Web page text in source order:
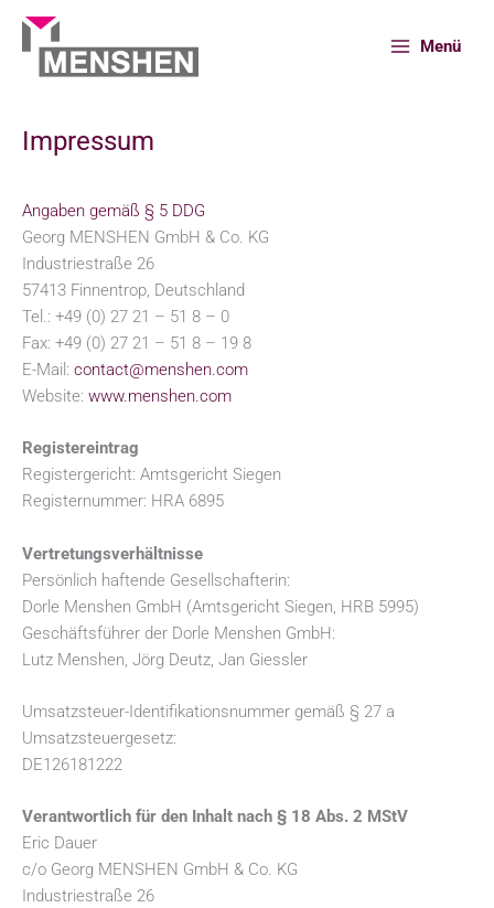
Zum
springen
Menü
Start Impressum
Impressum
Angaben gemäß § 5 DDG
Georg MENSHEN GmbH & Co. KG
Industriestraße 26
57413 Finnentrop, Deutschland
Tel.: +49 (0) 27 21 – 51 8 – 0
Fax: +49 (0) 27 21 – 51 8 – 19 8
E-Mail: contact@menshen.com
Website: www.menshen.com
Registereintrag
Registergericht: Amtsgericht Siegen
Registernummer: HRA 6895
Vertretungsverhältnisse
Persönlich haftende Gesellschafterin:
Dorle Menshen GmbH (Amtsgericht Siegen, HRB 5995)
Geschäftsführer der Dorle Menshen GmbH:
Lutz Menshen, Jörg Deutz, Jan Giessler
Umsatzsteuer-Identifikationsnummer gemäß § 27 a
Umsatzsteuergesetz:
DE126181222
Verantwortlich für den Inhalt nach § 18 Abs. 2 MStV
Eric Dauer
c/o Georg MENSHEN GmbH & Co. KG
Industriestraße 26